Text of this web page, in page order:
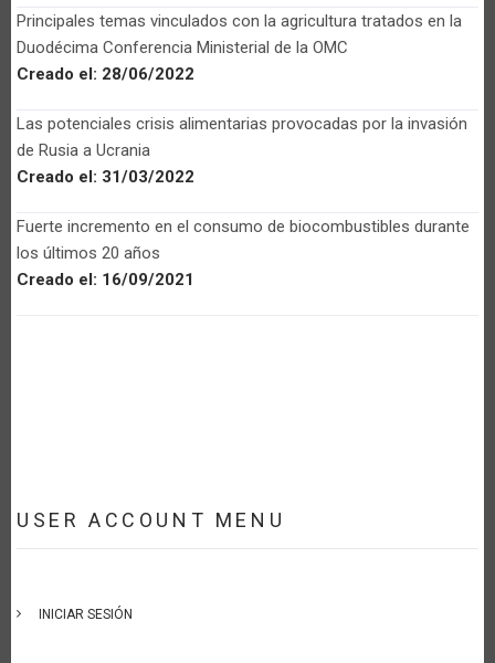
Principales temas vinculados con la agricultura tratados en la
Duodécima Conferencia Ministerial de la OMC
Creado el: 28/06/2022
Las potenciales crisis alimentarias provocadas por la invasión
de Rusia a Ucrania
Creado el: 31/03/2022
Fuerte incremento en el consumo de biocombustibles durante
los últimos 20 años
Creado el: 16/09/2021
USER ACCOUNT MENU
INICIAR SESIÓN